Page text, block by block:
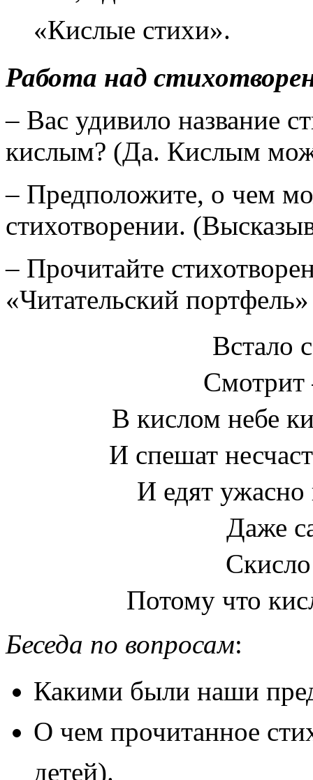
«Кислые стихи».
Работа над
– Вас удивило название
кислым? (Да. Кислым
– Предположите, о чем
стихотворении.
– Прочитайте
«Читательский
Встало
Смотрит
В кислом небе
И спешат
И едят
Даже
Потому что
Беседа по вопросам:
Какими были наши
О чем прочитанное
детей).